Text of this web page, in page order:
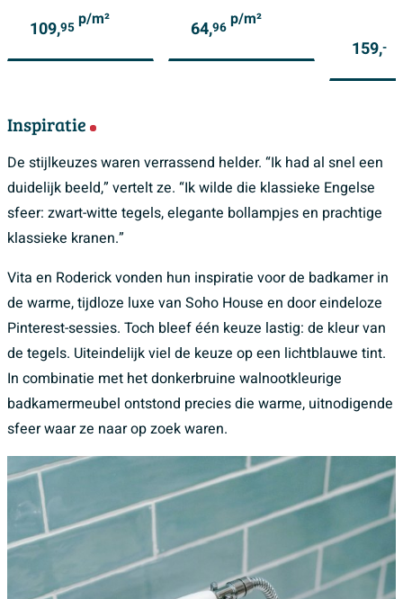
mat/glans
109,95 p/m² 64,96 p/m²
159,-
Inspiratie
De stijlkeuzes waren verrassend helder. “Ik had al snel een
duidelijk beeld,” vertelt ze. “Ik wilde die klassieke Engelse
sfeer: zwart-witte tegels, elegante bollampjes en prachtige
klassieke kranen.”
Vita en Roderick vonden hun inspiratie voor de badkamer in
de warme, tijdloze luxe van Soho House en door eindeloze
Pinterest-sessies. Toch bleef één keuze lastig: de kleur van
de tegels. Uiteindelijk viel de keuze op een lichtblauwe tint.
In combinatie met het donkerbruine walnootkleurige
badkamermeubel ontstond precies die warme, uitnodigende
sfeer waar ze naar op zoek waren.